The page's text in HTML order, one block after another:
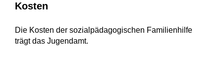
Kosten
Die Kosten der sozialpädagogischen Familienhilfe
trägt das Jugendamt.